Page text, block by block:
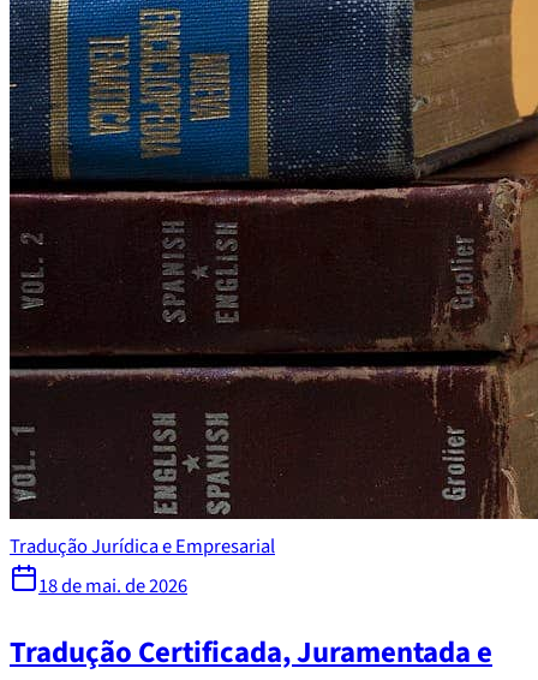
Tradução Jurídica e Empresarial
18 de mai. de 2026
Tradução Certificada, Juramentada e